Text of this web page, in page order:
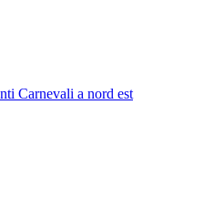
Carnevali a nord est